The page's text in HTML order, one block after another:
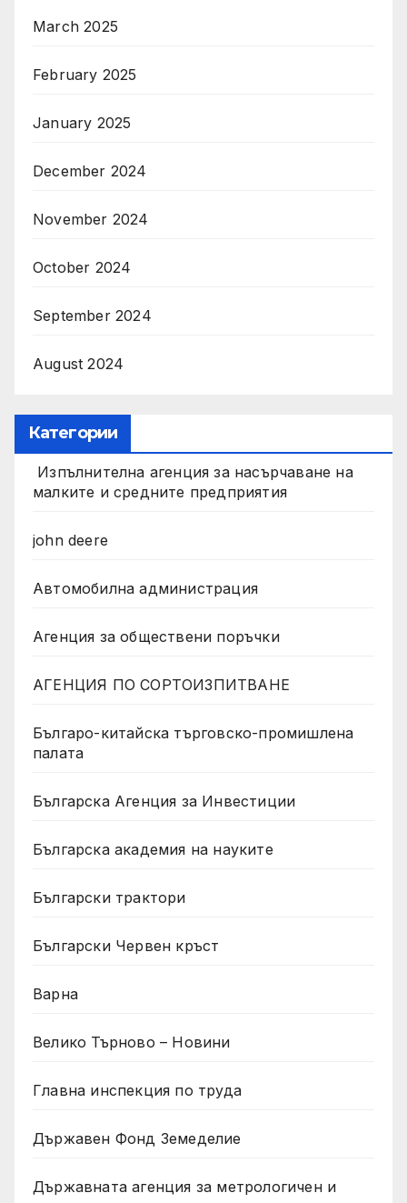
March 2025
February 2025
January 2025
December 2024
November 2024
October 2024
September 2024
August 2024
Категории
Изпълнителна агенция за насърчаване на
малките и средните предприятия
john deere
Автомобилна администрация
Агенция за обществени поръчки
АГЕНЦИЯ ПО СОРТОИЗПИТВАНЕ
Българо-китайска търговско-промишлена
палата
Българска Агенция за Инвестиции
Българска академия на науките
Български трактори
Български Червен кръст
Варна
Велико Търново – Новини
Главна инспекция по труда
Държавен Фонд Земеделие
Държавната агенция за метрологичен и